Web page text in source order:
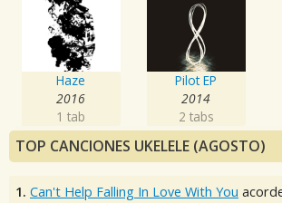
Haze
2016
1 tab
Pilot EP
2014
2 tabs
TOP CANCIONES UKELELE (AGOSTO)
1. Can't Help Falling In Love With You